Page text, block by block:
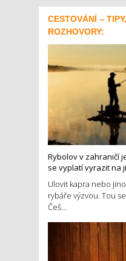
CESTOVÁNÍ –
ROZHOVORY:
Rybolov v zahraničí
se vyplatí vyrazit na
Ulovit kapra nebo
rybáře výzvou. Tou
Češ...